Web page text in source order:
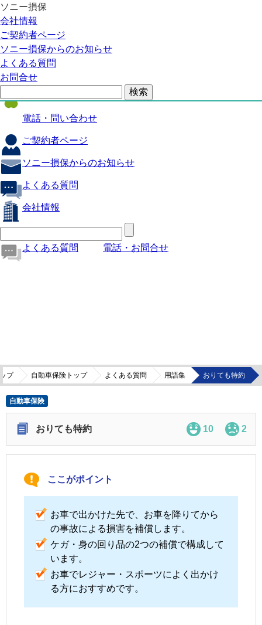
ソニー損保
会社情報
ご契約者ページ
ソニー損保からのお知らせ
よくある質問
お問合せ
自動車保険
医療保険
火災保険
海外旅行保険
電話・問い合わせ
ご契約者ページ
ソニー損保からのお知らせ
よくある質問
会社情報
よくある質問 電話・お問合せ
プ 自動車保険トップ よくある質問 用語集 おりても特約
自動車保険
おりても特約 10 2
ここがポイント
お車で出かけた先で、お車を降りてから
の事故による損害を補償します。
ケガ・身の回り品の2つの補償で構成して
います。
お車でレジャー・スポーツによく出かけ
る方におすすめです。